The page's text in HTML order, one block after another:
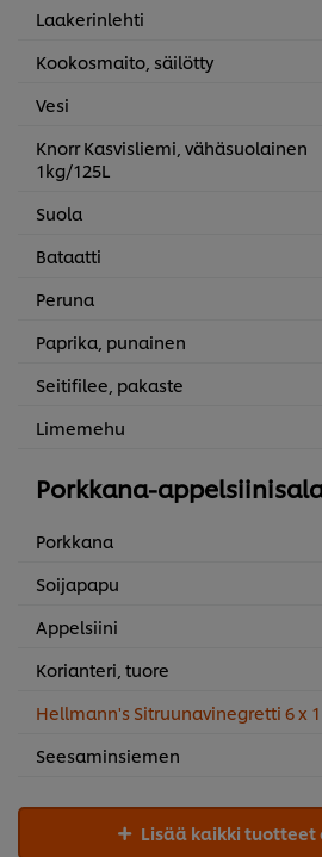
Laakerinlehti
Kookosmaito, säilötty
Vesi
Knorr Kasvisliemi, vähäsuolainen
1kg/125L
Suola
Bataatti
Peruna
Paprika, punainen
Seitifilee, pakaste
Limemehu
Porkkana-
Porkkana
Soijapapu
Appelsiini
Korianteri, tuore
Hellmann's Sitruunavinegretti 6 x 1
Seesaminsiemen
Lisää kaikki tuotteet